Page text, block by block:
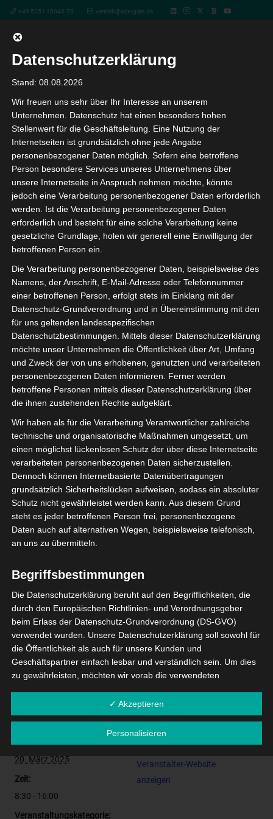
+49 5251 18040-70 vertrieb@octogate.de
Diese Veranstaltung hat bereits stattgefunden.
BILDUNG.DIG!TAL Mainz
20. März 2025 8:30-16:00
BILDUNG.DIG!TAL – Die Messe für digitale Bildung
Die Digitalisierung in Schulen und
Kindertageseinrichtungen ist ein Thema von höchster
Relevanz. Wenn Sie auf der Suche nach aktuellen Trends
und Entwicklungen in diesem Bereich sind, dann sind Sie
bei der BILDUNG.DIG!TAL genau richtig. Unsere Messe
und unser Kongress bieten Ihnen nicht nur umfassende
Informationen, sondern auch eine Plattform zum
Austausch von Lösungsvorschlägen und Erfahrungen.
Mit den Schwerpunktthemen Technologie & Verwaltung,
Lehren & Lernen sowie Frühkindliche Bildung wird
Schulträgern, kommunalen Entscheider*innen,
Schulleiter*innen und Lehrkräften eine umfassende
erkunden. In einer zunehmend digitalisierten Welt ist es
von entscheidender Bedeutung, dass wir die
Möglichkeiten der Technologie nutzen. Nur so werden
wir In Zukunft Bildung effektiver und zugänglicher
gestalten können. Der Kongress bringt Sie mit den
führenden Experten*innen aus den Bereichen Bildung,
Technologie und Verwaltung zusammen. Sie werden die
Gelegenheit haben, mit Ihnen gemeinsam über
innovative Lösungen zu diskutieren und sich über
Auch wir von OctoGate sind mit unserer Schulfirewall
wieder mit dabei. Kommen Sie uns anStand A-12
besuchen. Wir freuen uns auf Sie!
Zum Kalender hinzufügen
DETAILS
20. März 2025
Zeit:
8:30 - 16:00
Veranstaltungskategorie:
VERANSTALTER
5CExpo
Veranstalter-Website
anzeigen
Datenschutzerklärung
Stand: 08.08.2026
Wir freuen uns sehr über Ihr Interesse an unserem
Unternehmen. Datenschutz hat einen besonders hohen
Stellenwert für die Geschäftsleitung. Eine Nutzung der
Internetseiten ist grundsätzlich ohne jede Angabe
personenbezogener Daten möglich. Sofern eine betroffene
Person besondere Services unseres Unternehmens über
unsere Internetseite in Anspruch nehmen möchte, könnte
jedoch eine Verarbeitung personenbezogener Daten erforderlich
werden. Ist die Verarbeitung personenbezogener Daten
erforderlich und besteht für eine solche Verarbeitung keine
gesetzliche Grundlage, holen wir generell eine Einwilligung der
betroffenen Person ein.
Die Verarbeitung personenbezogener Daten, beispielsweise des
Namens, der Anschrift, E-Mail-Adresse oder Telefonnummer
einer betroffenen Person, erfolgt stets im Einklang mit der
Datenschutz-Grundverordnung und in Übereinstimmung mit den
für uns geltenden landesspezifischen
Datenschutzbestimmungen. Mittels dieser Datenschutzerklärung
möchte unser Unternehmen die Öffentlichkeit über Art, Umfang
und Zweck der von uns erhobenen, genutzten und verarbeiteten
personenbezogenen Daten informieren. Ferner werden
betroffene Personen mittels dieser Datenschutzerklärung über
die ihnen zustehenden Rechte aufgeklärt.
Wir haben als für die Verarbeitung Verantwortlicher zahlreiche
technische und organisatorische Maßnahmen umgesetzt, um
einen möglichst lückenlosen Schutz der über diese Internetseite
verarbeiteten personenbezogenen Daten sicherzustellen.
Dennoch können Internetbasierte Datenübertragungen
grundsätzlich Sicherheitslücken aufweisen, sodass ein absoluter
Schutz nicht gewährleistet werden kann. Aus diesem Grund
steht es jeder betroffenen Person frei, personenbezogene
Daten auch auf alternativen Wegen, beispielsweise telefonisch,
an uns zu übermitteln.
Begriffsbestimmungen
Die Datenschutzerklärung beruht auf den Begrifflichkeiten, die
durch den Europäischen Richtlinien- und Verordnungsgeber
beim Erlass der Datenschutz-Grundverordnung (DS-GVO)
verwendet wurden. Unsere Datenschutzerklärung soll sowohl für
die Öffentlichkeit als auch für unsere Kunden und
Geschäftspartner einfach lesbar und verständlich sein. Um dies
zu gewährleisten, möchten wir vorab die verwendeten
Wir verwenden in dieser Datenschutzerklärung unter anderem
die folgenden Begriffe:
Personenbezogene Daten sind alle Informationen, die
sich auf eine identifizierte oder identifizierbare natürliche
Person (im Folgenden "betroffene Person") beziehen. Als
identifizierbar wird eine natürliche Person angesehen, die
direkt oder indirekt, insbesondere mittels Zuordnung zu
✓ Akzeptieren
Personalisieren